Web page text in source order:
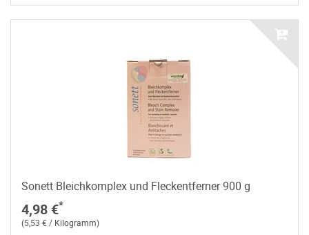
Sonett Bleichkomplex und Fleckentferner 900 g
4,98 €*
(5,53 € / Kilogramm)